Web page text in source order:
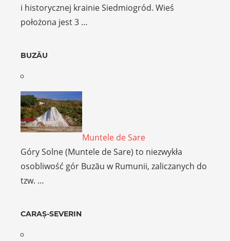
i historycznej krainie Siedmiogród. Wieś
położona jest 3 …
BUZĂU
Muntele de Sare
Góry Solne (Muntele de Sare) to niezwykła
osobliwość gór Buzău w Rumunii, zaliczanych do
tzw. …
CARAȘ-SEVERIN